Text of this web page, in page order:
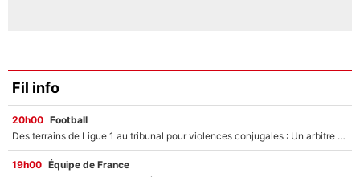
Fil info
20h00 Football
Des terrains de Ligue 1 au tribunal pour violences conjugales : Un arbitre français encourt une peine de 18 mois de prison !
19h00 Équipe de France